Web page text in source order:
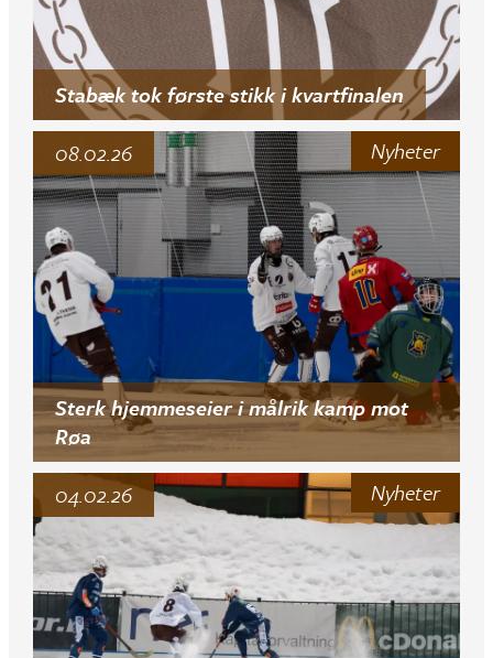
Stabæk tok første stikk i kvartfinalen
Nyheter
Sterk hjemmeseier i målrik kamp mot
Røa
08.02.26
Nyheter
04.02.26